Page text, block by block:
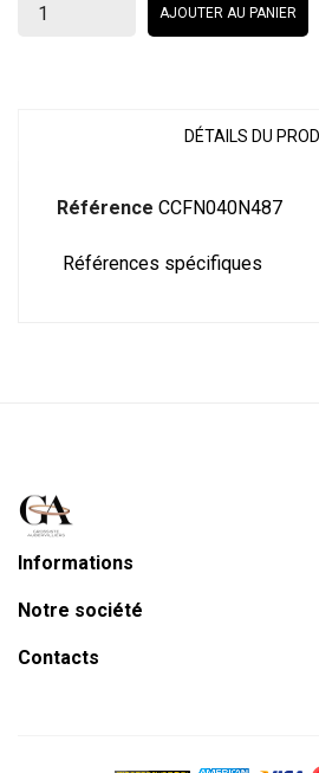
AJOUTER AU PANIER
DÉTAILS DU
Référence CCFN040N487
Références spécifiques
Informations
Notre société
Contacts